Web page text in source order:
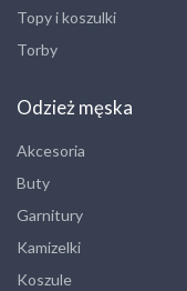
Topy i koszulki
Torby
Odzież męska
Akcesoria
Buty
Garnitury
Kamizelki
Koszule